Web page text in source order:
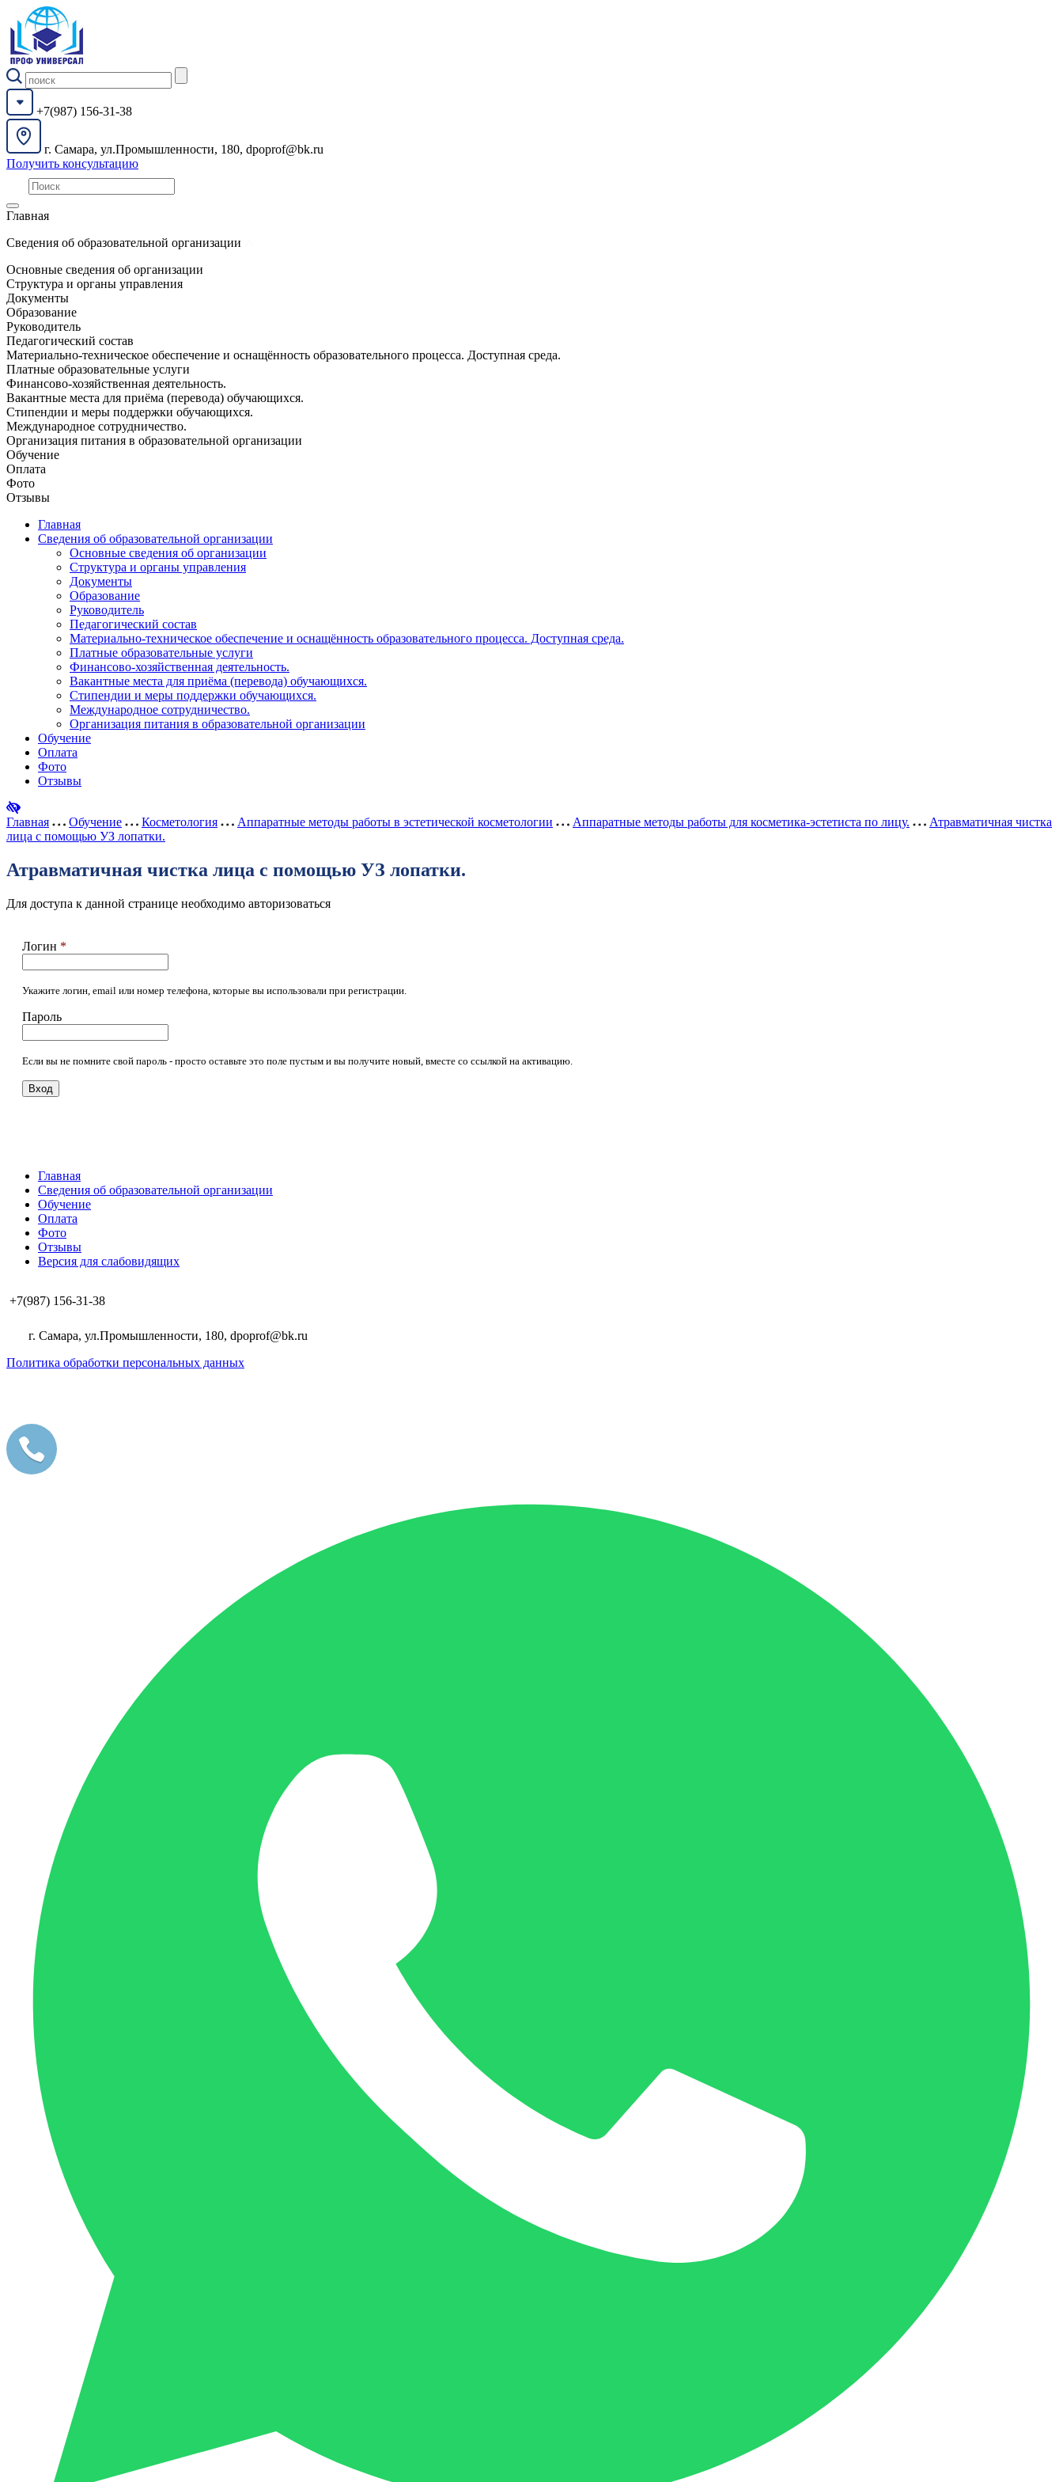
+7(987) 156-31-38
г. Самара, ул.Промышленности, 180, dpoprof@bk.ru
Получить консультацию
Главная
Сведения об образовательной организации
Основные сведения об организации
Структура и органы управления
Документы
Образование
Руководитель
Педагогический состав
Материально-техническое обеспечение и оснащённость образовательного процесса. Доступная среда.
Платные образовательные услуги
Финансово-хозяйственная деятельность.
Вакантные места для приёма (перевода) обучающихся.
Стипендии и меры поддержки обучающихся.
Международное сотрудничество.
Организация питания в образовательной организации
Обучение
Оплата
Фото
Отзывы
Главная
Сведения об образовательной организации
Основные сведения об организации
Структура и органы управления
Документы
Образование
Руководитель
Педагогический состав
Материально-техническое обеспечение и оснащённость образовательного процесса. Доступная среда.
Платные образовательные услуги
Финансово-хозяйственная деятельность.
Вакантные места для приёма (перевода) обучающихся.
Стипендии и меры поддержки обучающихся.
Международное сотрудничество.
Организация питания в образовательной организации
Обучение
Оплата
Фото
Отзывы
Главная Обучение Косметология Аппаратные методы работы в эстетической косметологии Аппаратные методы работы для косметика-эстетиста по лицу.
Атравматичная чистка
лица с помощью УЗ лопатки.
Атравматичная чистка лица с помощью УЗ лопатки.
Для доступа к данной странице необходимо авторизоваться
Логин *
Укажите логин, email или номер телефона, которые вы использовали при регистрации.
Пароль
Если вы не помните свой пароль - просто оставьте это поле пустым и вы получите новый, вместе со ссылкой на активацию.
Вход
Главная
Сведения об образовательной организации
Обучение
Оплата
Фото
Отзывы
Версия для слабовидящих
+7(987) 156-31-38
г. Самара, ул.Промышленности, 180, dpoprof@bk.ru
Политика обработки персональных данных